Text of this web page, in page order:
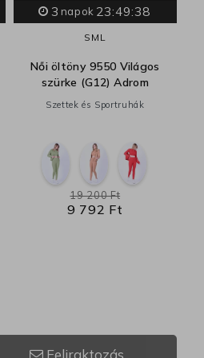
3 napok 23:49:37
S M L
Női öltöny 9550 Világos
szürke (G12) Adrom
Szettek és Sportruhák
9 792 Ft
19 200 Ft
Feliraktozás